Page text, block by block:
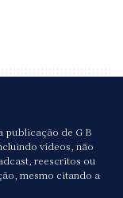
publicação de G B
vídeos, não
reescritos ou
mesmo citando a